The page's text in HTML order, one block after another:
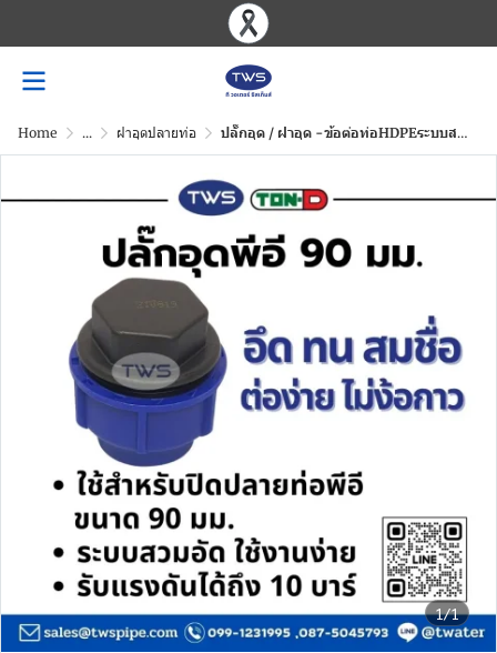
Home ... ฝาอุดปลายท่อ ปลั๊กอุด / ฝาอุด -ข้อต่อท่อHDPEระบบสวมอัด ขนาด 20-110 มม.
1/1